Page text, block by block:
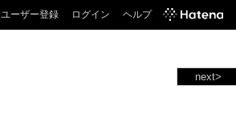
ユーザー登録 ログイン ヘルプ
next>